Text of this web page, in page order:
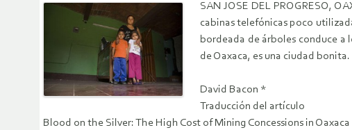
SAN JOSE DEL PROGRESO,
cabinas telefónicas poco
bordeada de árboles conduce a
de Oaxaca, es una ciudad bonita.
David Bacon *
Traducción del artículo
Blood on the Silver: The High Cost of Mining Concessions in Oaxaca